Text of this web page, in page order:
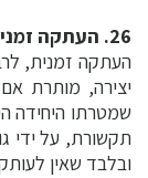
26. העתקה זמנית
העתקה זמנית,
יצירה, מותרת
שמטרתו היחידה
תקשורת, על ידי
ובלבד שאין